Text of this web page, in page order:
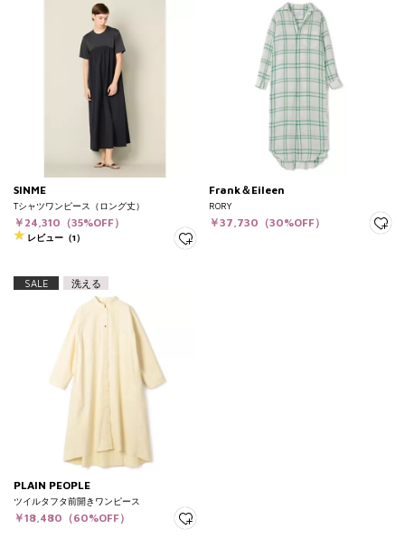
SINME
Tシャツワンピース（ロング丈）
￥24,310（35%OFF）
レビュー（1）
Frank＆Eileen
RORY
￥37,730（30%OFF）
SALE 洗える
PLAIN PEOPLE
ツイルタフタ前開きワンピース
￥18,480（60%OFF）